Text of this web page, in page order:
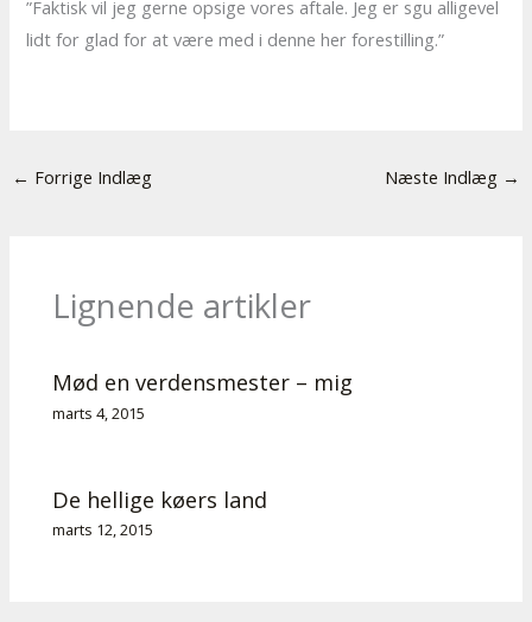
”Faktisk vil jeg gerne opsige vores aftale. Jeg er sgu alligevel
lidt for glad for at være med i denne her forestilling.”
← Forrige Indlæg Næste Indlæg →
Lignende artikler
Mød en verdensmester – mig
marts 4, 2015
De hellige køers land
marts 12, 2015